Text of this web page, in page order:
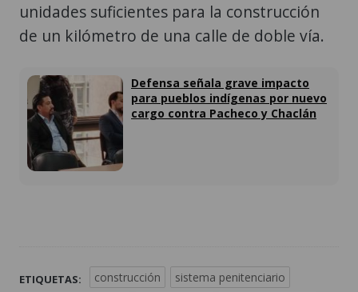
unidades suficientes para la construcción
de un kilómetro de una calle de doble vía.
Defensa señala grave impacto
para pueblos indígenas por nuevo
cargo contra Pacheco y Chaclán
ETIQUETAS: construcción
sistema penitenciario